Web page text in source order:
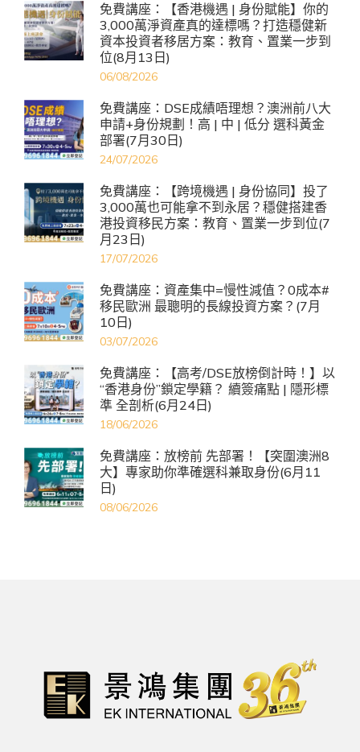
免費講座：【香港機遇 | 身份賦能】你的
3,000萬淨資產真的達標嗎？打造穩健新
資本投資者移居方案：教育、置業一步到
位(8月13日)
06/08/2026
免費講座：DSE成績唔理想？澳洲前八大
申請+身份規劃！高 | 中 | 低分 選科黃金
部署(7月30日)
24/07/2026
免費講座：【跨境機遇 | 身份協同】投了
3,000萬也可能拿不到永居？穩健搭建香
港投資移民方案：教育、置業一步到位(7
月23日)
17/07/2026
免費講座：資產集中=慢性減值？0成本#
移民歐洲 最聰明的長線投資方案？(7月
10日)
03/07/2026
免費講座：【高考/DSE放榜倒計時！】以
“香港身份”鎖定學籍？ 續簽痛點 | 隱形標
準 全剖析(6月24日)
18/06/2026
免費講座：放榜前 先部署！【突圍澳洲8
大】專家助你準確選科兼取身份(6月11
日)
08/06/2026